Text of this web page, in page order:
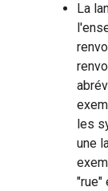
La
les
une
"rue"